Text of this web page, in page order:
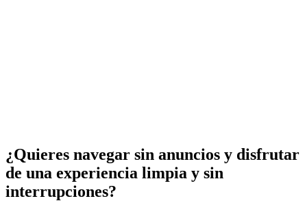
¿Quieres navegar sin anuncios y disfrutar
de una experiencia limpia y sin
interrupciones?